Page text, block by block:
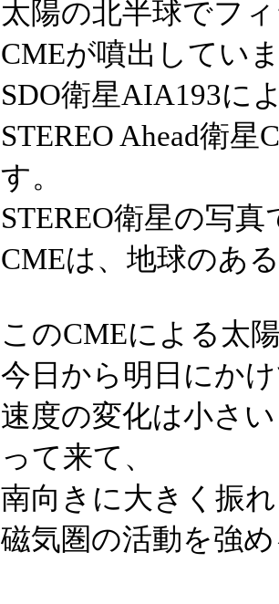
太陽の北半球でフ
CMEが噴出してい
SDO衛星AIA193に
STEREO Ahead衛
す。
STEREO衛星の写真
CMEは、地球のあ
このCMEによる太
今日から明日にか
速度の変化は小さ
って来て、
南向きに大きく振
磁気圏の活動を強